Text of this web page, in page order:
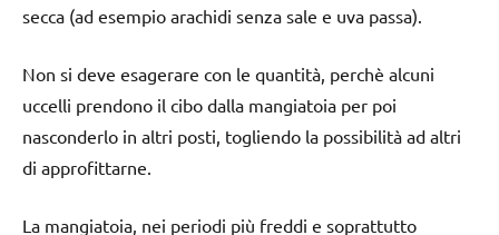
secca (ad esempio arachidi senza sale e uva passa).
Non si deve esagerare con le quantità, perchè alcuni
uccelli prendono il cibo dalla mangiatoia per poi
nasconderlo in altri posti, togliendo la possibilità ad altri
di approfittarne.
La mangiatoia, nei periodi più freddi e soprattutto